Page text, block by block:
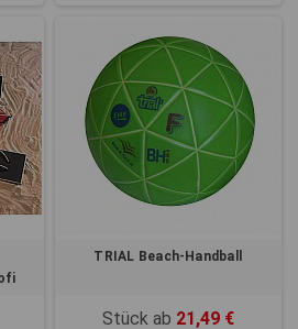
TRIAL Beach-Handball
Stück ab 21,49 €